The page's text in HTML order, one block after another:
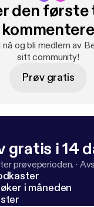
den første
kommentere
og bli medlem av
sitt community!
Prøv gratis
gratis i 14
prøveperioden. ·
i måneden